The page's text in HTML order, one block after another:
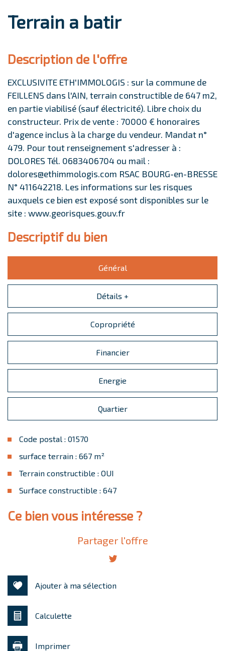
terrain a batir
description de l'offre
EXCLUSIVITE ETH'IMMOLOGIS : sur la commune de
FEILLENS dans l'AIN, terrain constructible de 647 m2,
en partie viabilisé (sauf électricité). Libre choix du
constructeur. Prix de vente : 70000 € honoraires
d'agence inclus à la charge du vendeur. Mandat n°
479. Pour tout renseignement s'adresser à :
DOLORES Tél. 0683406704 ou mail :
dolores@ethimmologis.com RSAC BOURG-en-BRESSE
N° 411642218. Les informations sur les risques
auxquels ce bien est exposé sont disponibles sur le
site : www.georisques.gouv.fr
descriptif du bien
Général
Détails +
Copropriété
Financier
Energie
Quartier
Code postal : 01570
surface terrain : 667 m²
Terrain constructible : OUI
Surface constructible : 647
la ville de feillens (01570)
ce bien vous intéresse ?
Partager l'offre
Ajouter à ma sélection
Calculette
Imprimer